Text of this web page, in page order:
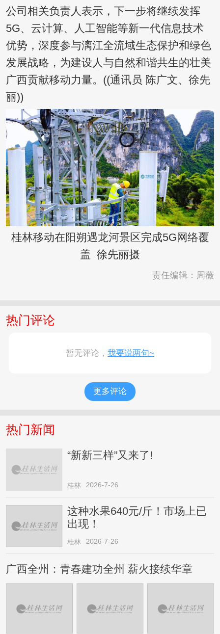
公司相关负责人表示，下一步将继续发挥
5G、云计算、人工智能等新一代信息技术
优势，深度参与漓江全流域生态保护和绿色
发展战略，为建设人与自然和谐共生的壮美
广西贡献移动力量。((通讯员 陈广文、徐先
丽))
桂林移动在阳朔遇龙河景区完成5G网络覆
盖 徐先丽摄
责任编辑：周薇
热门评论
暂无评论， 我要说两句~
更多评论
热门新闻
“新新三样”又来了!
桂林 2026-7-26
这种水果640元/斤！市场上已
出现！
桂林 2026-7-26
广西全州：青春建功全州 薪火接续华章